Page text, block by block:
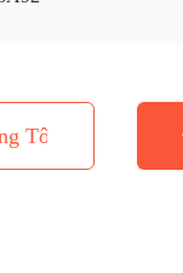
Tôi